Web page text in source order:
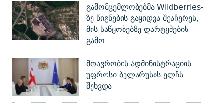
გამომცემლობებმა Wildberries-
ზე წიგნების გაყიდვა შეაჩერეს,
მის საწყობებზე დარტყმების
გამო
მთავრობის ადმინისტრაციის
უფროსი ბელარუსის ელჩს
შეხვდა